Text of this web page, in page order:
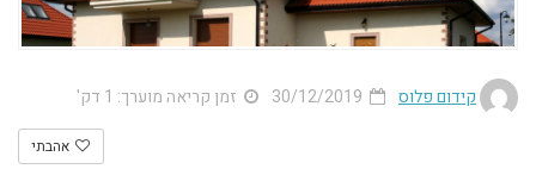
קידום פלוס זמן קריאה מוערך: 1 דק'
אהבתי